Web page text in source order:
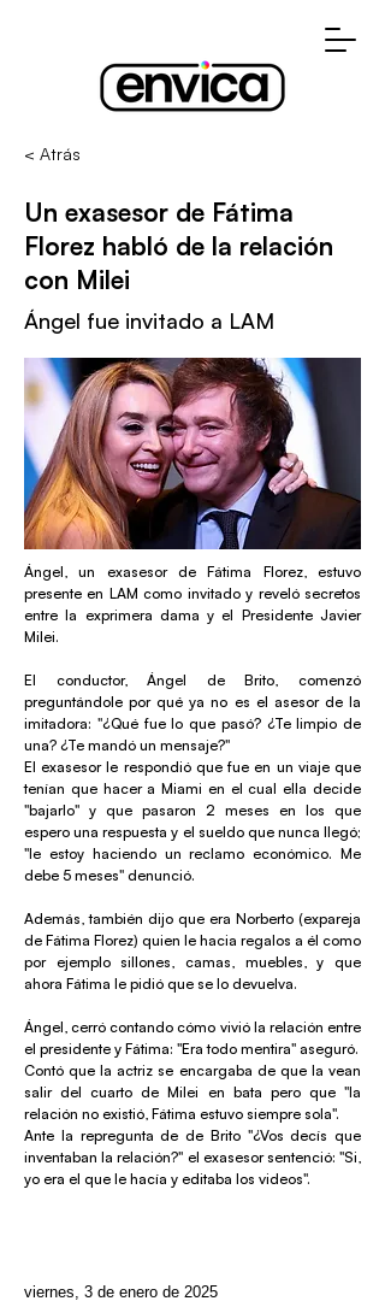
< Atrás
Un exasesor de Fátima
Florez habló de la relación
con Milei
Ángel fue invitado a LAM
Ángel, un exasesor de Fátima Florez, estuvo
presente en LAM como invitado y reveló secretos
entre la exprimera dama y el Presidente Javier
Milei.
El conductor, Ángel de Brito, comenzó
preguntándole por qué ya no es el asesor de la
imitadora: "¿Qué fue lo que pasó? ¿Te limpio de
una? ¿Te mandó un mensaje?"
El exasesor le respondió que fue en un viaje que
tenían que hacer a Miami en el cual ella decide
"bajarlo" y que pasaron 2 meses en los que
espero una respuesta y el sueldo que nunca llegó;
"le estoy haciendo un reclamo económico. Me
debe 5 meses" denunció.
Además, también dijo que era Norberto (expareja
de Fátima Florez) quien le hacia regalos a él como
por ejemplo sillones, camas, muebles, y que
ahora Fátima le pidió que se lo devuelva.
Ángel, cerró contando cómo vivió la relación entre
el presidente y Fátima: "Era todo mentira" aseguró.
Contó que la actriz se encargaba de que la vean
salir del cuarto de Milei en bata pero que "la
relación no existió, Fátima estuvo siempre sola".
Ante la repregunta de de Brito "¿Vos decís que
inventaban la relación?" el exasesor sentenció: "Si,
yo era el que le hacía y editaba los videos".
viernes, 3 de enero de 2025